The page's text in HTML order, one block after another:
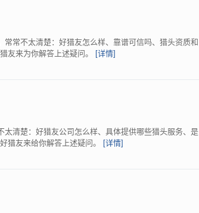
常不太清楚：好猎友怎么样、靠谱可信吗、猎头资质和
友来为你解答上述疑问。 [详情]
清楚：好猎友公司怎么样、具体提供哪些猎头服务、是
猎友来给你解答上述疑问。 [详情]